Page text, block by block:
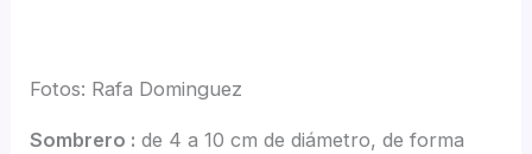
Fotos: Rafa Dominguez
Sombrero : de 4 a 10 cm de diámetro, de forma